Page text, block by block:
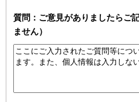
質問：ご意見がありましたらご
ません）